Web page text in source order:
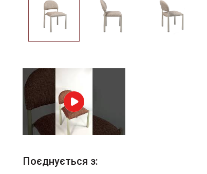
Поєднується з: